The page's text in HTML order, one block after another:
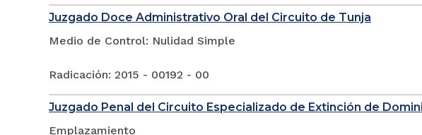
Juzgado Doce Administrativo Oral del Circuito de Tunja
Medio de Control: Nulidad Simple
Radicación: 2015 - 00192 - 00
Juzgado Penal del Circuito Especializado de Extinción de
Emplazamiento